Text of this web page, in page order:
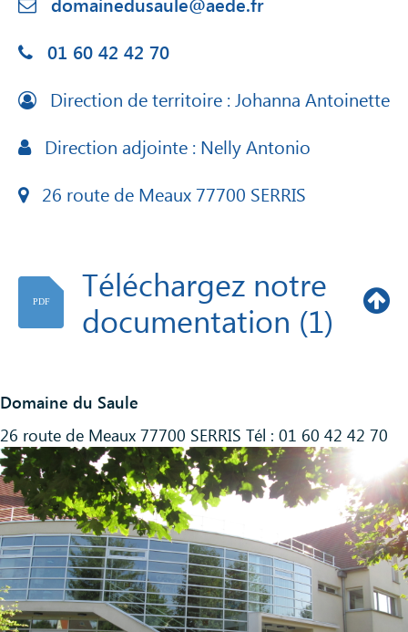
26 route de Meaux 77700 SERRIS
documentation (1)
PDF Demande d'admission
Domaine du Saule
26 route de Meaux 77700 SERRIS Tél : 01 60 42 42 70